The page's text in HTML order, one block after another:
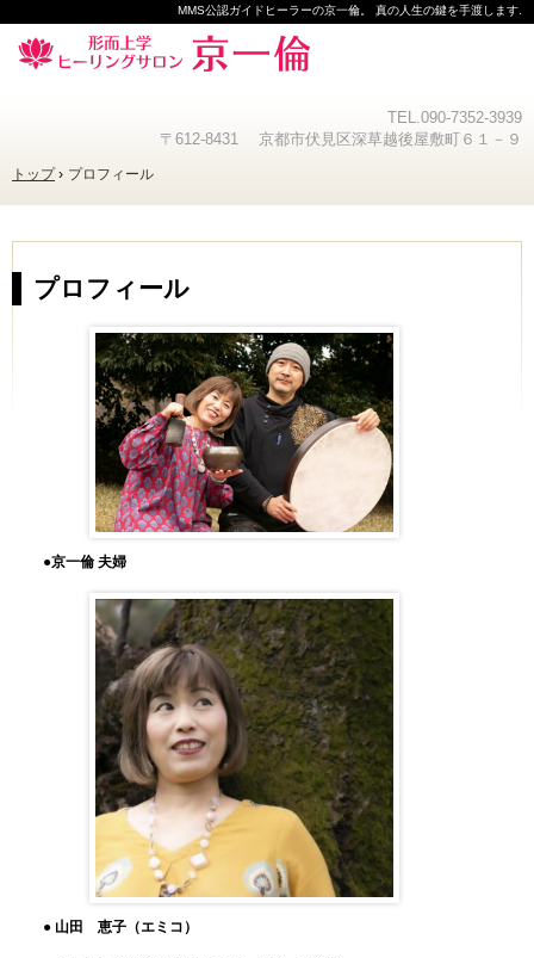
MMS公認ガイドヒーラーの京一倫。 真の人生の鍵を手渡します.
TEL.090-7352-3939
〒612-8431 京都市伏見区深草越後屋敷町６１－９
トップ プロフィール
プロフィール
●京一倫 夫婦
● 山田 恵子（エミコ）